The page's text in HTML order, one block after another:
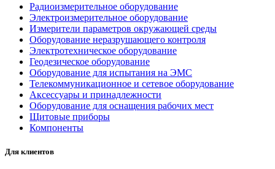
Радиоизмерительное оборудование
Электроизмерительное оборудование
Измерители параметров окружающей среды
Оборудование неразрушающего контроля
Электротехническое оборудование
Геодезическое оборудование
Оборудование для испытания на ЭМС
Телекоммуникационное и сетевое оборудование
Аксессуары и принадлежности
Оборудование для оснащения рабочих мест
Щитовые приборы
Компоненты
Для клиентов